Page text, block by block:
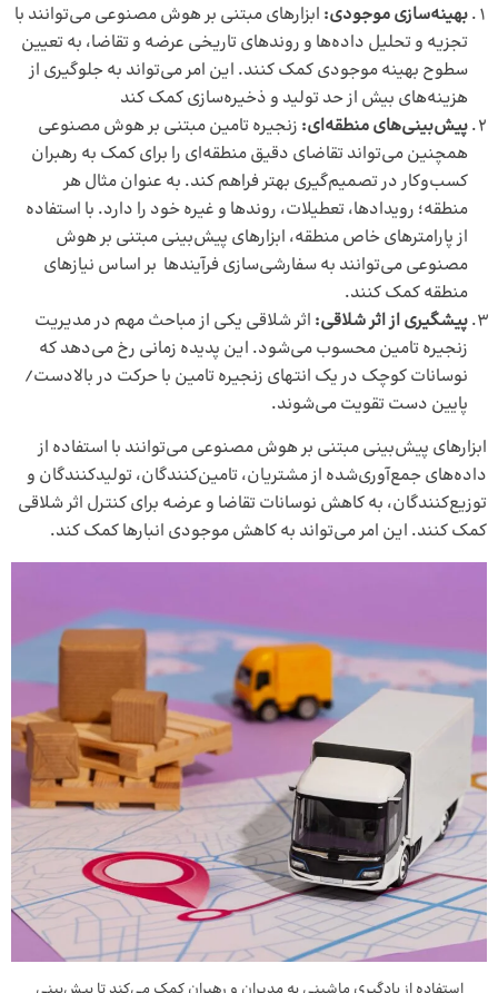
بهینه‌سازی موجودی: ابزارهای مبتنی بر هوش مصنوعی می‌توانند با
تجزیه و تحلیل داده‌ها و روندهای تاریخی عرضه و تقاضا، به تعیین
سطوح بهینه موجودی کمک کنند. این امر می‌تواند به جلوگیری از
هزینه‌های بیش از حد تولید و ذخیره‌سازی کمک کند
پیش‌بینی‌های منطقه‌ای: زنجیره تامین مبتنی بر هوش مصنوعی
همچنین می‌تواند تقاضای دقیق منطقه‌ای را برای کمک به رهبران
کسب‌وکار در تصمیم‌گیری بهتر فراهم کند. به عنوان مثال هر
منطقه؛ رویدادها، تعطیلات، روندها و غیره خود را دارد. با استفاده
از پارامترهای خاص منطقه، ابزارهای پیش‌بینی مبتنی بر هوش
مصنوعی می‌توانند به سفارشی‌سازی فرآیندها بر اساس نیازهای
منطقه کمک کنند.
پیشگیری از اثر شلاقی: اثر شلاقی یکی از مباحث مهم در مدیریت
زنجیره تامین محسوب می‌شود. این پدیده زمانی رخ می‌دهد که
نوسانات کوچک در یک انتهای زنجیره تامین با حرکت در بالادست/
پایین دست تقویت می‌شوند.
ابزارهای پیش‌بینی مبتنی بر هوش مصنوعی می‌توانند با استفاده از
داده‌های جمع‌آوری‌شده از مشتریان، تامین‌کنندگان، تولیدکنندگان و
توزیع‌کنندگان، به کاهش نوسانات تقاضا و عرضه برای کنترل اثر شلاقی
کمک کنند. این امر می‌تواند به کاهش موجودی انبارها کمک کند.